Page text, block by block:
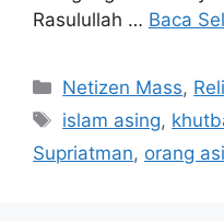
Rasulullah … Baca
Kategori
Netizen Mass,
Tag
islam asing,
Supriatman, orang